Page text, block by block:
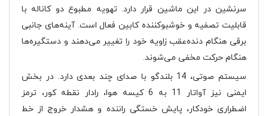
سرنشین در این ماشین قرار دارد. تهویه مطبوع دو کاناله با
قابلیت تصفیه و خوشبوکننده کابین فعال است. آینه‌های جانبی
برقی هنگام دنده‌عقب زاویه خود را تغییر می‌دهند و دستگیره‌ها
هنگام حرکت مخفی می‌شوند.
سیستم صوتی، 14 بلندگو با صدای چند بعدی دارد. در بخش
ایمنی نیز آواتار 11 به 6 کیسه هوا، رادار نقطه کور، ترمز
اضطراری خودکار، پایش خستگی راننده و هشدار خروج از خط